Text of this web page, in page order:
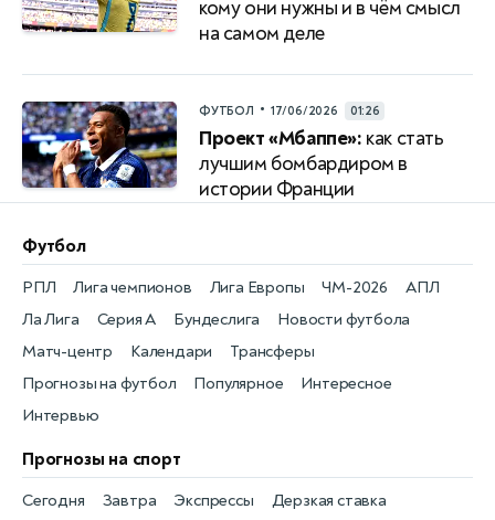
кому они нужны и в чём смысл
на самом деле
ФУТБОЛ • 17/06/2026 01:26
Проект «Мбаппе»: как стать
лучшим бомбардиром в
истории Франции
Футбол
Новости футбола
РПЛ
Матч-центр
Лига чемпионов
Календари
Лига Европы
Трансферы
ЧМ-2026
Прогнозы на футбол
АПЛ
Популярное
Ла Лига
Интересное
Серия А
Интервью
Бундеслига
Прогнозы на спорт
Сегодня
Завтра Экспрессы Дерзкая ставка